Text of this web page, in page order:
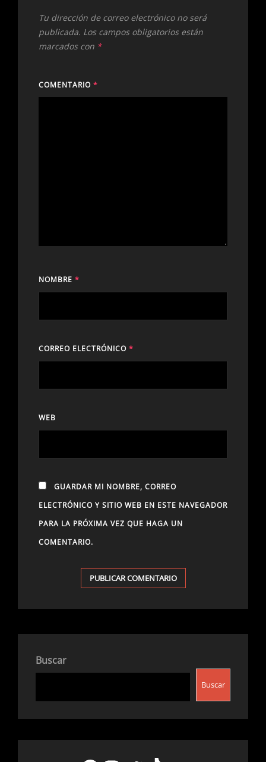
Tu dirección de correo electrónico no será
publicada. Los campos obligatorios están
marcados con *
COMENTARIO *
NOMBRE *
CORREO ELECTRÓNICO *
WEB
GUARDAR MI NOMBRE, CORREO
ELECTRÓNICO Y SITIO WEB EN ESTE NAVEGADOR
PARA LA PRÓXIMA VEZ QUE HAGA UN
COMENTARIO.
Buscar
Buscar